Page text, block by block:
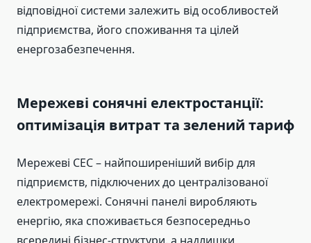
відповідної системи залежить від особливостей
підприємства, його споживання та цілей
енергозабезпечення.
Мережеві сонячні електростанції:
оптимізація витрат та зелений тариф
Мережеві СЕС – найпоширеніший вибір для
підприємств, підключених до централізованої
електромережі. Сонячні панелі виробляють
енергію, яка споживається безпосередньо